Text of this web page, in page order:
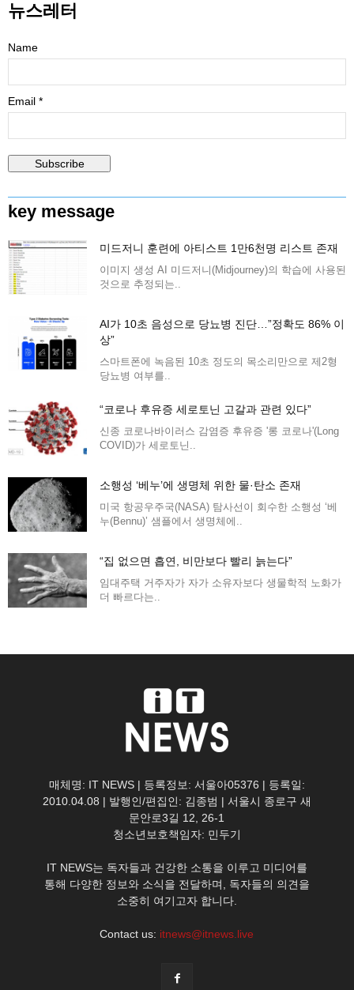
뉴스레터
Name
Email *
key message
미드저니 훈련에 아티스트 1만6천명 리스트 존재
이미지 생성 AI 미드저니(Midjourney)의 학습에 사용된
것으로 추정되는..
AI가 10초 음성으로 당뇨병 진단…”정확도 86% 이
상”
스마트폰에 녹음된 10초 정도의 목소리만으로 제2형
당뇨병 여부를..
“코로나 후유증 세로토닌 고갈과 관련 있다”
신종 코로나바이러스 감염증 후유증 '롱 코로나'(Long
COVID)가 세로토닌..
소행성 ‘베누’에 생명체 위한 물·탄소 존재
미국 항공우주국(NASA) 탐사선이 회수한 소행성 ‘베
누(Bennu)’ 샘플에서 생명체에..
“집 없으면 흡연, 비만보다 빨리 늙는다”
임대주택 거주자가 자가 소유자보다 생물학적 노화가
더 빠르다는..
매체명: IT NEWS | 등록정보: 서울아05376 | 등록일:
2010.04.08 | 발행인/편집인: 김종범 | 서울시 종로구 새
문안로3길 12, 26-1
청소년보호책임자: 민두기
IT NEWS는 독자들과 건강한 소통을 이루고 미디어를
통해 다양한 정보와 소식을 전달하며, 독자들의 의견을
소중히 여기고자 합니다.
Contact us: itnews@itnews.live